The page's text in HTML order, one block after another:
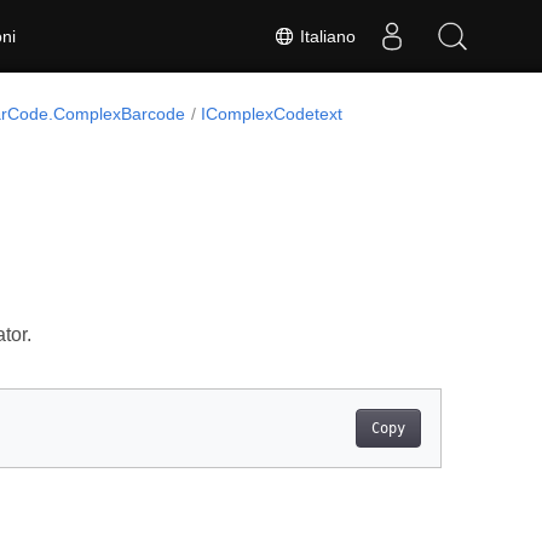
Italiano
IComplexCodetext
Copy